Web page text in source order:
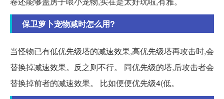
保卫萝卜宠物减时怎么用?
当怪物已有低优先级塔的减速效果,高优先级塔再攻击时,会
替换掉减速效果。反之则不行。 同优先级的塔,后攻击者会
替换掉前者的减速效果。 比如便便优先级4(低。